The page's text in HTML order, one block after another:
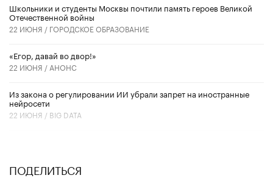
Школьники и студенты Москвы почтили память героев Великой
Отечественной войны
22 ИЮНЯ / ГОРОДСКОЕ ОБРАЗОВАНИЕ
«Егор, давай во двор!»
22 ИЮНЯ / АНОНС
Из закона о регулировании ИИ убрали запрет на иностранные
нейросети
22 ИЮНЯ / BIG DATA
ПОДЕЛИТЬСЯ